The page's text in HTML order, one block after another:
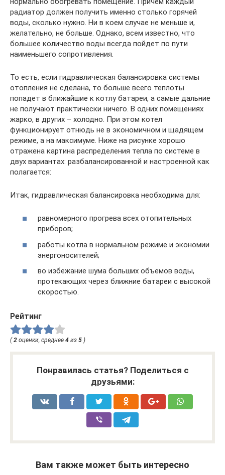
радиатор должен получить именно столько горячей
воды, сколько нужно. Ни в коем случае не меньше и,
желательно, не больше. Однако, всем известно, что
большее количество воды всегда пойдет по пути
наименьшего сопротивления.
То есть, если гидравлическая балансировка системы
отопления не сделана, то больше всего теплоты
попадет в ближайшие к котлу батареи, а самые дальние
не получают практически ничего. В одних помещениях
жарко, в других – холодно. При этом котел
функционирует отнюдь не в экономичном и щадящем
режиме, а на максимуме. Ниже на рисунке хорошо
отражена картина распределения тепла по системе в
двух вариантах: разбалансированной и настроенной как
полагается:
Итак, гидравлическая балансировка необходима для:
равномерного прогрева всех отопительных
приборов;
работы котла в нормальном режиме и экономии
энергоносителей;
во избежание шума больших объемов воды,
протекающих через ближние батареи с высокой
скоростью.
Рейтинг
(2 оценки, среднее 4 из 5 )
Понравилась статья? Поделиться с
друзьями:
Вам также может быть интересно